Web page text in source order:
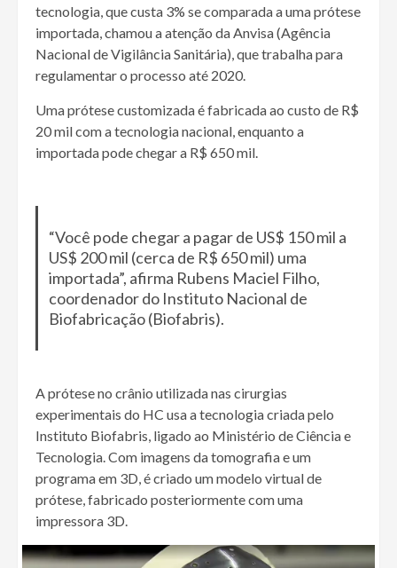
tecnologia, que custa 3% se comparada a uma prótese
importada, chamou a atenção da Anvisa (Agência
Nacional de Vigilância Sanitária), que trabalha para
regulamentar o processo até 2020.
Uma prótese customizada é fabricada ao custo de R$
20 mil com a tecnologia nacional, enquanto a
importada pode chegar a R$ 650 mil.
“Você pode chegar a pagar de US$ 150 mil a
US$ 200 mil (cerca de R$ 650 mil) uma
importada”, afirma Rubens Maciel Filho,
coordenador do Instituto Nacional de
Biofabricação (Biofabris).
A prótese no crânio utilizada nas cirurgias
experimentais do HC usa a tecnologia criada pelo
Instituto Biofabris, ligado ao Ministério de Ciência e
Tecnologia. Com imagens da tomografia e um
programa em 3D, é criado um modelo virtual de
prótese, fabricado posteriormente com uma
impressora 3D.